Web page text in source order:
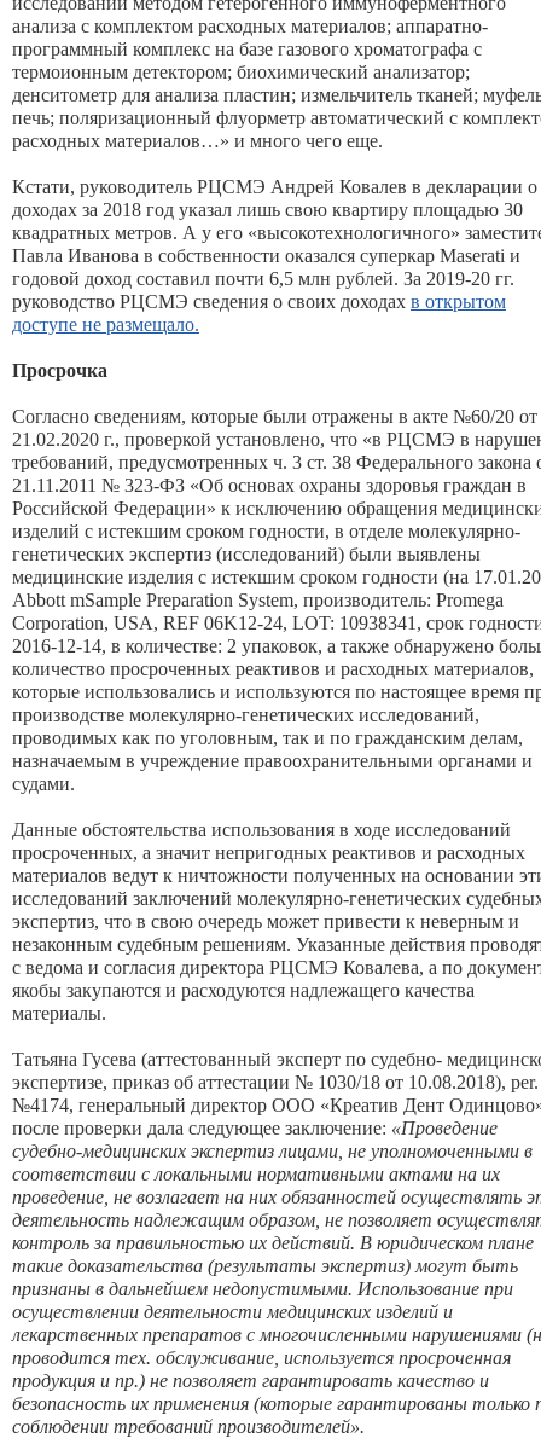
анализа с комплектом расходных материалов; аппаратно-
программный комплекс на базе газового хроматографа с
термоионным детектором; биохимический анализатор;
денситометр для анализа пластин; измельчитель тканей;
печь; поляризационный флуорметр автоматический с
расходных материалов…» и много чего еще.
Кстати, руководитель РЦСМЭ Андрей Ковалев в декларации о
доходах за 2018 год указал лишь свою квартиру площадью 30
квадратных метров. А у его «высокотехнологичного»
Павла Иванова в собственности оказался суперкар Maserati и
годовой доход составил почти 6,5 млн рублей. За 2019-20 гг.
руководство РЦСМЭ сведения о своих доходах в открытом
доступе не размещало.
Просрочка
Согласно сведениям, которые были отражены в акте №60/20 от
21.02.2020 г., проверкой установлено, что «в РЦСМЭ в
требований, предусмотренных ч. 3 ст. 38 Федерального закона
21.11.2011 № 323-ФЗ «Об основах охраны здоровья граждан в
Российской Федерации» к исключению обращения
изделий с истекшим сроком годности, в отделе молекулярно-
генетических экспертиз (исследований) были выявлены
медицинские изделия с истекшим сроком годности (на
Abbott mSample Preparation System, производитель: Promega
Corporation, USA, REF 06K12-24, LOT: 10938341, срок
2016-12-14, в количестве: 2 упаковок, а также обнаружено
количество просроченных реактивов и расходных материалов,
которые использовались и используются по настоящее время
производстве молекулярно-генетических исследований,
проводимых как по уголовным, так и по гражданским делам,
назначаемым в учреждение правоохранительными органами и
судами.
Данные обстоятельства использования в ходе исследований
просроченных, а значит непригодных реактивов и расходных
материалов ведут к ничтожности полученных на основании
исследований заключений молекулярно-генетических
экспертиз, что в свою очередь может привести к неверным и
незаконным судебным решениям. Указанные действия
с ведома и согласия директора РЦСМЭ Ковалева, а по
якобы закупаются и расходуются надлежащего качества
материалы.
Татьяна Гусева (аттестованный эксперт по судебно-
экспертизе, приказ об аттестации № 1030/18 от 10.08.2018), per.
№4174, генеральный директор ООО «Креатив Дент
после проверки дала следующее заключение: «Проведение
судебно-медицинских экспертиз лицами, не уполномоченными в
соответствии с локальными нормативными актами на их
проведение, не возлагает на них обязанностей осуществлять
деятельность надлежащим образом, не позволяет
контроль за правильностью их действий. В юридическом плане
такие доказательства (результаты экспертиз) могут быть
признаны в дальнейшем недопустимыми. Использование при
осуществлении деятельности медицинских изделий и
лекарственных препаратов с многочисленными нарушениями
проводится тех. обслуживание, используется просроченная
продукция и пр.) не позволяет гарантировать качество и
безопасность их применения (которые гарантированы только
соблюдении требований производителей».